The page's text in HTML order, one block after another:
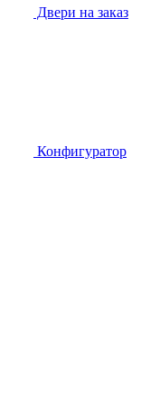
Двери на заказ
Конфигуратор